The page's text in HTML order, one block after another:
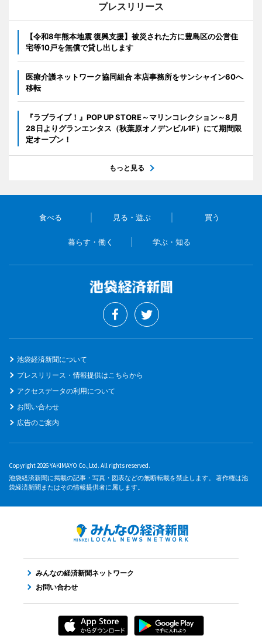
プレスリリース
【令和8年熊本地震 復興支援】被災された方に豊島区の公営住
宅等10戸を無償で貸し出します
医療介護ネットワーク協同組合 本店事務所をサンシャイン60へ
移転
『ラブライブ！』POP UP STORE～マリンコレクション～8月
28日よりグランエンタス（秋葉原オノデンビル1F）にて期間限
定オープン！
もっと見る
食べる 見る・遊ぶ 買う
暮らす・働く 学ぶ・知る
池袋経済新聞について
プレスリリース・情報提供はこちらから
アクセスデータの利用について
お問い合わせ
広告のご案内
Copyright 2026 YAKIMAYO Co.,Ltd. All rights reserved.
池袋経済新聞に掲載の記事・写真・図表などの無断転載を禁止します。 著作権は池
袋経済新聞またはその情報提供者に属します。
みんなの経済新聞ネットワーク
お問い合わせ